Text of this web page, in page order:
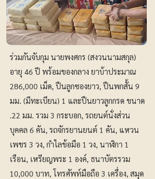
ร่วมกันจับกุม นายพงศกร (สงวนนามสกุล)
อายุ 46 ปี พร้อมของกลาง ยาบ้าประมาณ
286,000 เม็ด, ปืนลูกซองยาว, ปืนพกสั้น 9
มม. (มีทะเบียน) 1 และปืนยาวลูกกรด ขนาด
.22 มม. รวม 3 กระบอก, รถยนต์นั่งส่วน
บุคคล 6 คัน, รถจักรยานยนต์ 1 คัน, แหวน
เพชร 3 วง, กำไลข้อมือ 1 วง, นาฬิกา 1
เรือน, เหรียญพระ 1 องค์, ธนาบัตรรวม
10,000 บาท, โทรศัพท์มือถือ 3 เครื่อง, สมุด